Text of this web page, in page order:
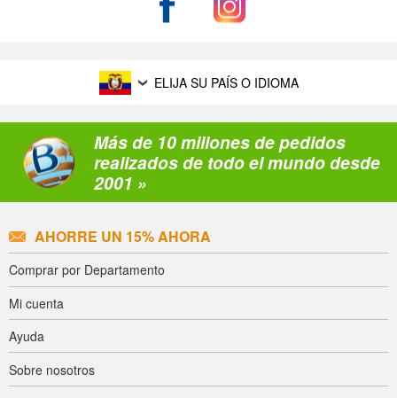
ELIJA SU PAÍS O IDIOMA
Más de 10 millones de pedidos
realizados de todo el mundo desde
2001 »
AHORRE UN 15% AHORA
Comprar por Departamento
Mi cuenta
Ayuda
Sobre nosotros